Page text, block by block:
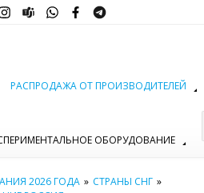
РАСПРОДАЖА ОТ ПРОИЗВОДИТЕЛЕЙ
ОБОРУДОВАНИЕ
2026 ГОДА » СТРАНЫ СНГ »